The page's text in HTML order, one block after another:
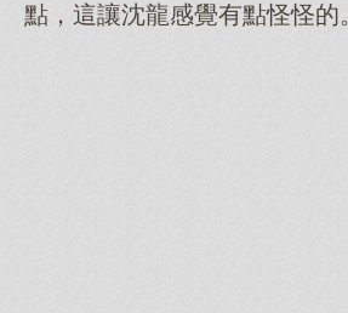
點，這讓沈龍感覺有點怪怪的